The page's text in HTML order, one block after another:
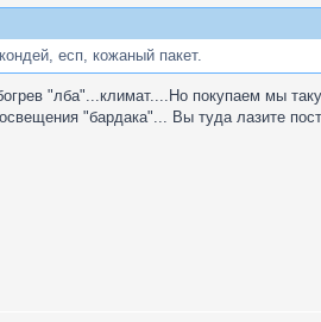
есп, кожаный пакет.
"лба"...климат....Но покупаем мы
"бардака"... Вы туда лазите